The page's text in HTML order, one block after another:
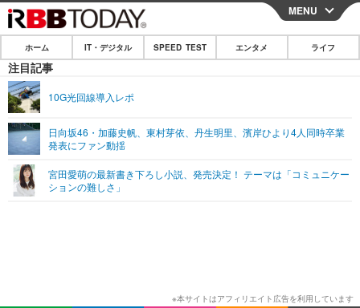
CLOSE
ホーム
IT・デジタル
ネタ
ショッピング その他
SPEED TEST
エンタメ
エンタメTOP
ライフ
MENU
ホーム IT・デジタル SPEED TEST エンタメ ライフ
注目記事
10G光回線導入レポ
日向坂46・加藤史帆、東村芽依、丹生明里、濱岸ひより4人同時卒業
発表にファン動揺
宮田愛萌の最新書き下ろし小説、発売決定！ テーマは「コミュニケー
ションの難しさ」